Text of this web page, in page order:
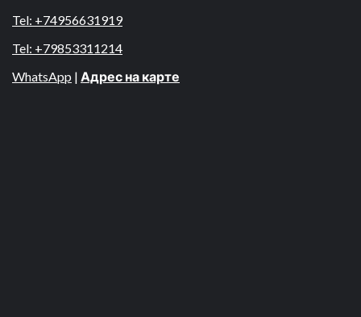
Tel: +74956631919
Tel: +79853311214
WhatsApp | Адрес на карте